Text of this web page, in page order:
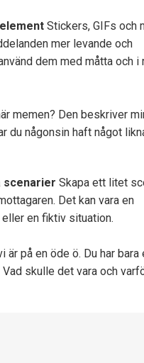
Stickers, GIFs och
mer levande och
dem med måtta och i
memen? Den beskriver
du någonsin haft något
scenarier Skapa ett litet
Det kan vara en
en fiktiv situation.
är på en öde ö. Du har bara
skulle det vara och